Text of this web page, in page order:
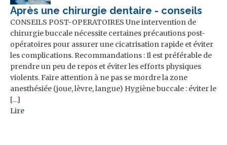
Après une chirurgie dentaire - conseils
CONSEILS POST-OPERATOIRES Une intervention de
chirurgie buccale nécessite certaines précautions post-
opératoires pour assurer une cicatrisation rapide et éviter
les complications. Recommandations : Il est préférable de
prendre un peu de repos et éviter les efforts physiques
violents. Faire attention à ne pas se mordre la zone
anesthésiée (joue, lèvre, langue) Hygiène buccale : éviter le
[…]
Lire